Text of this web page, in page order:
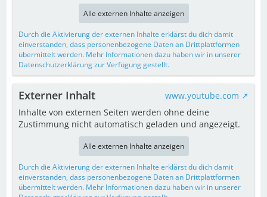
Alle externen Inhalte anzeigen
Durch die Aktivierung der externen Inhalte erklärst du dich damit
einverstanden, dass personenbezogene Daten an Drittplattformen
übermittelt werden. Mehr Informationen dazu haben wir in unserer
Datenschutzerklärung zur Verfügung gestellt.
Externer Inhalt
www.youtube.com
Inhalte von externen Seiten werden ohne deine
Zustimmung nicht automatisch geladen und angezeigt.
Alle externen Inhalte anzeigen
Durch die Aktivierung der externen Inhalte erklärst du dich damit
einverstanden, dass personenbezogene Daten an Drittplattformen
übermittelt werden. Mehr Informationen dazu haben wir in unserer